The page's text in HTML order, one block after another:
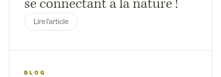
se connectant à la nature !
Lire l'article
BLOG